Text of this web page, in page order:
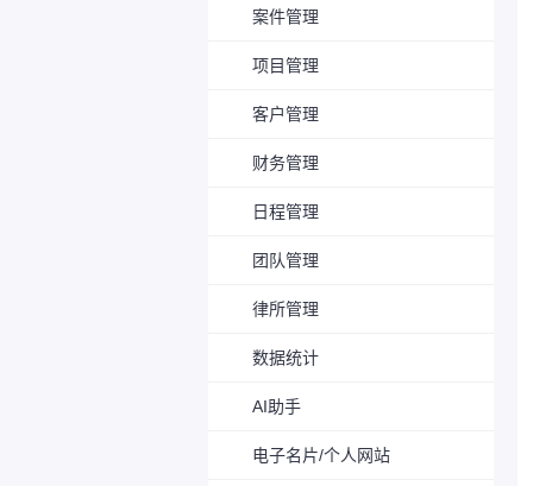
案件管理
项目管理
客户管理
财务管理
日程管理
团队管理
律所管理
数据统计
AI助手
电子名片/个人网站